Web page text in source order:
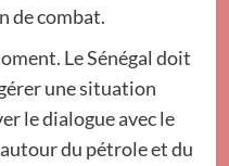
de combat.
Le Sénégal doit
une situation
le dialogue avec le
du pétrole et du